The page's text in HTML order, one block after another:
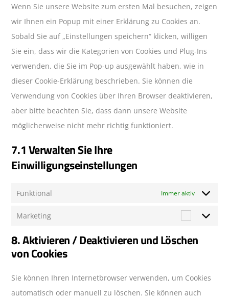
Wenn Sie unsere Website zum ersten Mal besuchen, zeigen
wir Ihnen ein Popup mit einer Erklärung zu Cookies an.
Sobald Sie auf „Einstellungen speichern“ klicken, willigen
Sie ein, dass wir die Kategorien von Cookies und Plug-Ins
verwenden, die Sie im Pop-up ausgewählt haben, wie in
dieser Cookie-Erklärung beschrieben. Sie können die
Verwendung von Cookies über Ihren Browser deaktivieren,
aber bitte beachten Sie, dass dann unsere Website
möglicherweise nicht mehr richtig funktioniert.
7.1 Verwalten Sie Ihre
Einwilligungseinstellungen
Funktional Immer aktiv
Marketing
8. Aktivieren / Deaktivieren und Löschen
von Cookies
Sie können Ihren Internetbrowser verwenden, um Cookies
automatisch oder manuell zu löschen. Sie können auch